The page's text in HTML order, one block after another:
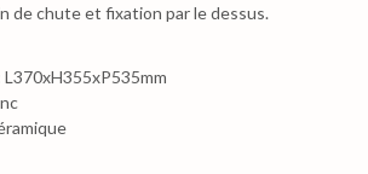
de chute et fixation par le dessus.